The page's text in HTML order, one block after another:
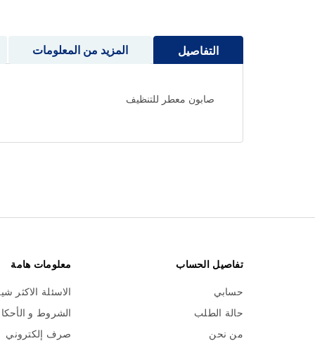
معرض
التفاصيل
صابون معطر للتنظيف
المزيد من المعلومات
تفاصيل الحساب
حسابي
حالة الطلب
من نحن
معلومات هامة
الاسئلة الاكثر
الشروط و
صرف إلكتروني